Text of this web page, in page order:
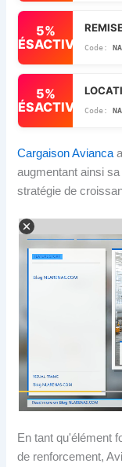
5%
DÉSACTIVÉ
5%
DÉSACTIVÉ
Cargaison Avianca
augmentant ainsi
stratégie de
En tant qu'élément
de renforcement,